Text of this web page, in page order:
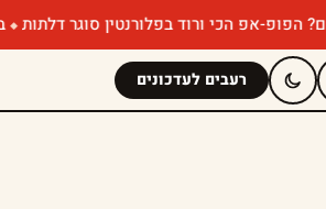
הכי ורוד בפלורנטין סוגר דלתות במבה
רעבים לעדכונים